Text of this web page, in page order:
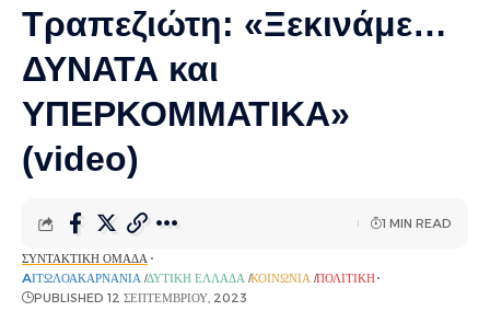
Τραπεζιώτη: «Ξεκινάμε…
ΔΥΝΑΤΑ και
ΥΠΕΡΚΟΜΜΑΤΙΚΑ»
(video)
ΣΥΝΤΑΚΤΙΚΉ ΟΜΆΔΑ
AΙΤΩΛΟΑΚΑΡΝΑΝΊΑ ΔΥΤΙΚΉ ΕΛΛΆΔΑ ΚΟΙΝΩΝΊΑ ΠΟΛΙΤΙΚΉ
PUBLISHED 12 ΣΕΠΤΕΜΒΡΊΟΥ, 2023
1 MIN READ